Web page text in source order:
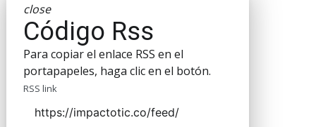
close
Código Rss
Para copiar el enlace RSS en el
portapapeles, haga clic en el botón.
RSS link